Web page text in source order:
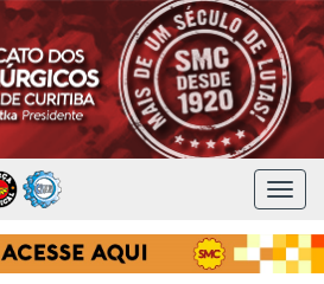
MENU